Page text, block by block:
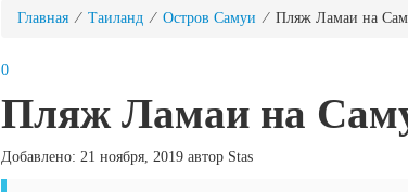
Главная ⁄ Таиланд ⁄ Остров Самуи ⁄ Пляж Ламаи на
0
Пляж Ламаи на
Добавлено: 21 ноября, 2019 автор Stas